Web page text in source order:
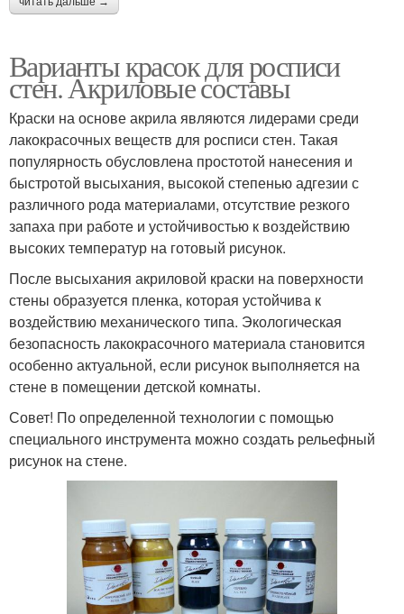
Варианты красок для росписи
стен. Акриловые составы
Краски на основе акрила являются лидерами среди
лакокрасочных веществ для росписи стен. Такая
популярность обусловлена простотой нанесения и
быстротой высыхания, высокой степенью адгезии с
различного рода материалами, отсутствие резкого
запаха при работе и устойчивостью к воздействию
высоких температур на готовый рисунок.
После высыхания акриловой краски на поверхности
стены образуется пленка, которая устойчива к
воздействию механического типа. Экологическая
безопасность лакокрасочного материала становится
особенно актуальной, если рисунок выполняется на
стене в помещении детской комнаты.
Совет! По определенной технологии с помощью
специального инструмента можно создать рельефный
рисунок на стене.